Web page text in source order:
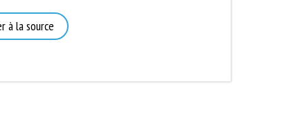
à la source